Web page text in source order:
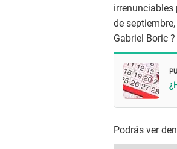
irrenunciables
de
Gabriel Boric
Podrás ver